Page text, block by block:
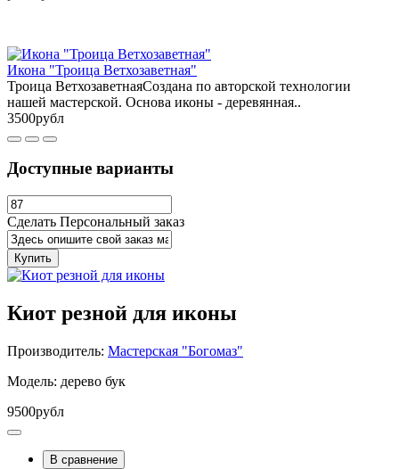
Икона "Троица Ветхозаветная"
Троица ВетхозаветнаяСоздана по авторской технологии
нашей мастерской. Основа иконы - деревянная..
3500рубл
Доступные варианты
Сделать Персональный заказ
Купить
Киот резной для иконы
Производитель: Мастерская "Богомаз"
Модель: дерево бук
9500рубл
В сравнение